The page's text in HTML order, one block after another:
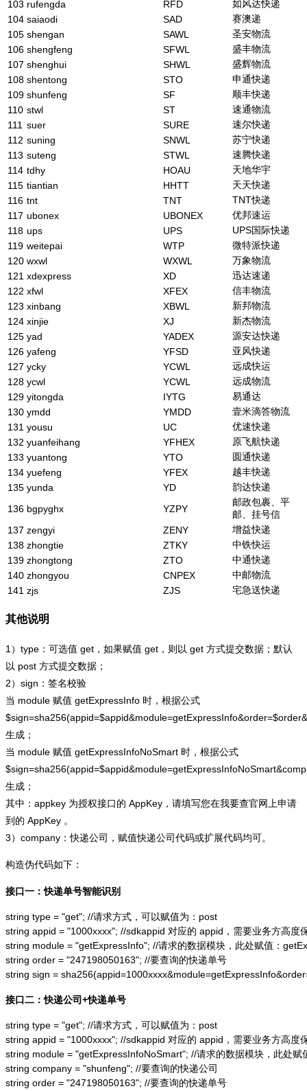
103 rufengda RFD
如风达快递
104 saiaodi SAD
赛澳递
105 shengan SAWL
圣安物流
106 shengfeng SFWL
盛丰物流
107 shenghui SHWL
盛辉物流
108 shentong STO
申通快递
109 shunfeng SF
顺丰快递
110 stwl ST
速通物流
111 suer SURE
速尔快递
112 suning SNWL
苏宁快递
113 suteng STWL
速腾快递
114 tdhy HOAU
天地华宇
115 tiantian HHTT
天天快递
116 tnt TNT
TNT快递
117 ubonex UBONEX
优邦速运
118 ups UPS
UPS国际快递
119 weitepai WTP
微特派快递
120 wxwl WXWL
万象物流
121 xdexpress XD
迅达速递
122 xfwl XFEX
信丰物流
123 xinbang XBWL
新邦物流
124 xinjie XJ
新杰物流
125 yad YADEX
源安达快递
126 yafeng YFSD
亚风快递
127 ycky YCWL
远成快运
128 ycwl YCWL
远成物流
129 yitongda IYTG
易通达
130 ymdd YMDD
壹米滴答物流
131 yousu UC
优速快递
132 yuanfeihang YFHEX
原飞航快递
133 yuantong YTO
圆通快递
134 yuefeng YFEX
越丰快递
135 yunda YD
韵达快递
136 bgpyghx YZPY
邮政包裹、平
邮、挂号信
137 zengyi ZENY
增益快递
138 zhongtie ZTKY
中铁快运
139 zhongtong ZTO
中通快递
140 zhongyou CNPEX
中邮物流
141 zjs ZJS 宅急送快递
其他说明
1）type：可选值 get，如果赋值 get，则以 get 方式提交数据；默认
以 post 方式提交数据；
2）sign：签名校验
当 module 赋值 getExpressInfo 时，根据公式
生成；
当 module 赋值 getExpressInfoNoSmart 时，根据公式
生成；
其中：appkey 为授权接口的 AppKey，请填写您在我要查官网上申请
到的 AppKey 。
3）company：快递公司，赋值快递公司代码或扩展代码均可。
构造伪代码如下：
接口一：快递单号智能识别
string type = "get"; //请求方式，可以赋值为：post
string appid = "1000xxxx"; //sdkappid 对应的 appid，需要业务方高度
string module = "getExpressInfo"; //请求的数据模块，此处赋值：
string order = "247198050163"; //要查询的快递单号
string sign =
接口二：快递公司+快递单号
string type = "get"; //请求方式，可以赋值为：post
string appid = "1000xxxx"; //sdkappid 对应的 appid，需要业务方高度
string module = "getExpressInfoNoSmart"; //请求的数据模块，此处赋
string company = "shunfeng"; //要查询的快递公司
string order = "247198050163"; //要查询的快递单号